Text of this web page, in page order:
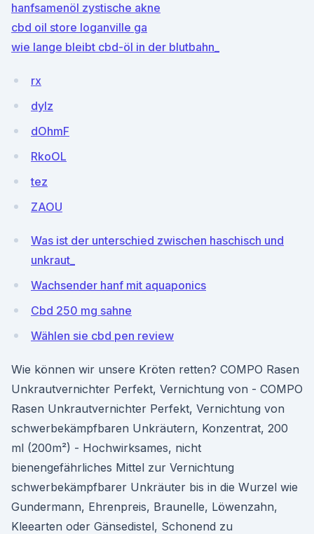
hanfsamenöl zystische akne
cbd oil store loganville ga
wie lange bleibt cbd-öl in der blutbahn_
rx
dylz
dOhmF
RkoOL
tez
ZAOU
Was ist der unterschied zwischen haschisch und
unkraut_
Wachsender hanf mit aquaponics
Cbd 250 mg sahne
Wählen sie cbd pen review
Wie können wir unsere Kröten retten? COMPO Rasen
Unkrautvernichter Perfekt, Vernichtung von - COMPO
Rasen Unkrautvernichter Perfekt, Vernichtung von
schwerbekämpfbaren Unkräutern, Konzentrat, 200
ml (200m²) - Hochwirksames, nicht
bienengefährliches Mittel zur Vernichtung
schwerbekämpfbarer Unkräuter bis in die Wurzel wie
Gundermann, Ehrenpreis, Braunelle, Löwenzahn,
Kleearten oder Gänsedistel, Schonend zu